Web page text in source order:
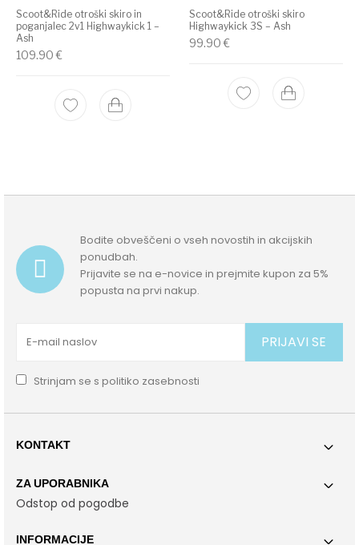
Scoot&Ride otroški skiro in
poganjalec 2v1 Highwaykick 1 –
Ash
109.90€
Scoot&Ride otroški skiro
Highwaykick 3S – Ash
99.90€
Bodite obveščeni o vseh novostih in akcijskih
ponudbah.
Prijavite se na e-novice in prejmite kupon za 5%
popusta na prvi nakup.
PRIJAVI SE
Strinjam se spolitiko zasebnosti
KONTAKT
ZA UPORABNIKA
Odstop od pogodbe
INFORMACIJE